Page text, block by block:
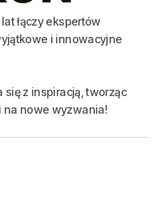
łączy ekspertów
i innowacyjne
z inspiracją, tworząc
na nowe wyzwania!